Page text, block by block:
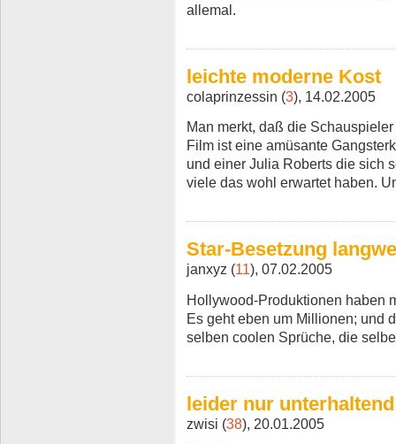
allemal.
leichte moderne Kost
colaprinzessin (3), 14.02.2005
Man merkt, daß die
Film ist eine amüsante
und einer Julia Roberts die sich
viele das wohl erwartet haben.
Star-Besetzung
janxyz (11), 07.02.2005
Hollywood-Produktionen haben
Es geht eben um Millionen; und
selben coolen Sprüche, die
leider nur unterhaltend
zwisi (38), 20.01.2005